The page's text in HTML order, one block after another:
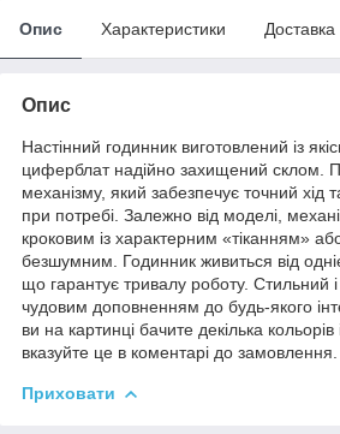
Опис Характеристики Доставка
Опис
Настінний годинник виготовлений із
циферблат надійно захищений склом.
механізму, який забезпечує точний хід
при потребі. Залежно від моделі,
кроковим із характерним «тіканням»
безшумним. Годинник живиться від
що гарантує тривалу роботу. Стильний
чудовим доповненням до будь-якого
ви на картинці бачите декілька кольорів
вказуйте це в коментарі до замовлення.
Приховати